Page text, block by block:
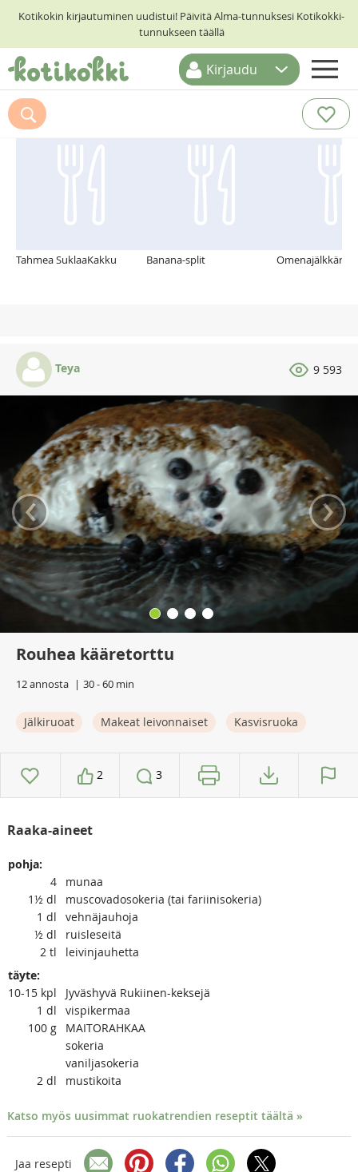
Kotikokin kirjautuminen uudistui! Päivitä Alma-tunnuksesi Kotikokki-
tunnukseen täällä
ETUSIVU
RESEPTIHAKU
Kirjaudu
Suosittelemme myös
Tahmea SuklaaKakku Banana-split Omenajälkkäri
Teya 9 593
‹ ›
Rouhea kääretorttu
12 annosta 30 - 60 min
Jälkiruoat Makeat leivonnaiset Kasvisruoka
2 3
Raaka-aineet
pohja:
4
munaa
1½ dl
muscovadosokeria (tai fariinisokeria)
1 dl
vehnäjauhoja
½ dl
ruisleseitä
2 tl
leivinjauhetta
täyte:
10-15 kpl
Jyväshyvä Rukiinen-keksejä
1 dl
vispikermaa
100 g
MAITORAHKAA
sokeria
vaniljasokeria
2 dl mustikoita
Katso myös uusimmat ruokatrendien reseptit täältä »
Jaa resepti